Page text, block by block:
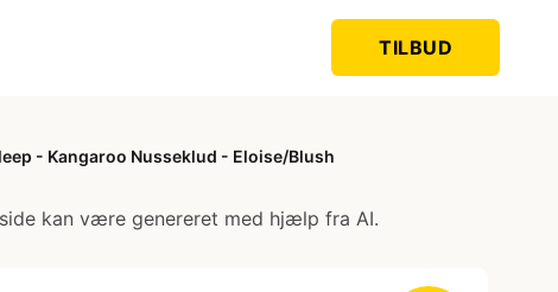
TILBUD
- Kangaroo Nusseklud - Eloise/Blush
kan være genereret med hjælp fra AI.